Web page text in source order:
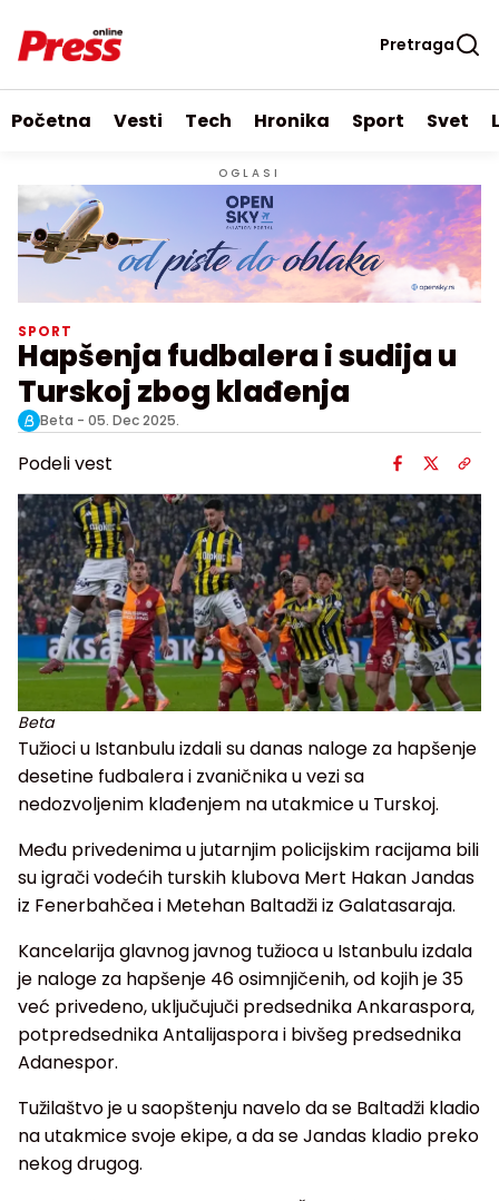
Pretraga
Početna Vesti Tech Hronika Sport Svet
OGLASI
SPORT
Hapšenja fudbalera i sudija u
Turskoj zbog klađenja
Beta - 05. Dec 2025.
Podeli vest
Beta
Tužioci u Istanbulu izdali su danas naloge za hapšenje
desetine fudbalera i zvaničnika u vezi sa
nedozvoljenim klađenjem na utakmice u Turskoj.
Među privedenima u jutarnjim policijskim racijama bili
su igrači vodećih turskih klubova Mert Hakan Jandas
iz Fenerbahčea i Metehan Baltadži iz Galatasaraja.
Kancelarija glavnog javnog tužioca u Istanbulu izdala
je naloge za hapšenje 46 osimnjičenih, od kojih je 35
već privedeno, uključujuči predsednika Ankaraspora,
potpredsednika Antalijaspora i bivšeg predsednika
Adanespor.
Tužilaštvo je u saopštenju navelo da se Baltadži kladio
na utakmice svoje ekipe, a da se Jandas kladio preko
nekog drugog.